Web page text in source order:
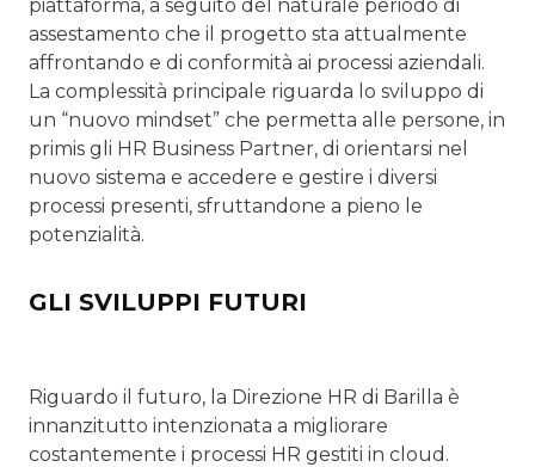
piattaforma, a seguito del naturale periodo di
assestamento che il progetto sta attualmente
affrontando e di conformità ai processi aziendali.
La complessità principale riguarda lo sviluppo di
un “nuovo mindset” che permetta alle persone, in
primis gli HR Business Partner, di orientarsi nel
nuovo sistema e accedere e gestire i diversi
processi presenti, sfruttandone a pieno le
potenzialità.
GLI SVILUPPI FUTURI
Riguardo il futuro, la Direzione HR di Barilla è
innanzitutto intenzionata a migliorare
costantemente i processi HR gestiti in cloud.